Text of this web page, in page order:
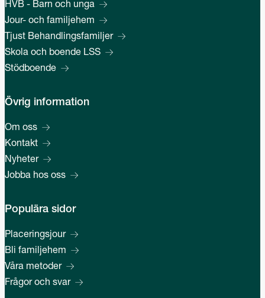
HVB - Barn och unga
Jour- och familjehem
Tjust Behandlingsfamiljer
Skola och boende LSS
Stödboende
Övrig information
Om oss
Kontakt
Nyheter
Jobba hos oss
Populära sidor
Placeringsjour
Bli familjehem
Våra metoder
Frågor och svar